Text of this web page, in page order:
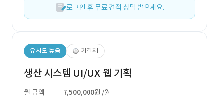
로그인 후 무료 견적 상담 받으세요.
유사도 높음 기간제
생산 시스템 UI/UX 웹 기획
월 금액 7,500,000원 /월